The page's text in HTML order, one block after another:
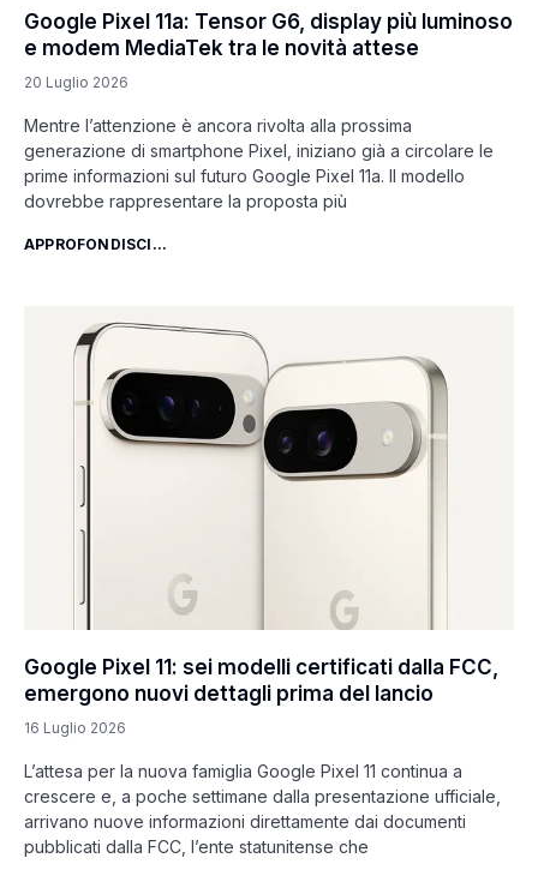
Google Pixel 11a: Tensor G6, display più luminoso
e modem MediaTek tra le novità attese
20 Luglio 2026
Mentre l’attenzione è ancora rivolta alla prossima
generazione di smartphone Pixel, iniziano già a circolare le
prime informazioni sul futuro Google Pixel 11a. Il modello
dovrebbe rappresentare la proposta più
APPROFONDISCI...
Google Pixel 11: sei modelli certificati dalla FCC,
emergono nuovi dettagli prima del lancio
16 Luglio 2026
L’attesa per la nuova famiglia Google Pixel 11 continua a
crescere e, a poche settimane dalla presentazione ufficiale,
arrivano nuove informazioni direttamente dai documenti
pubblicati dalla FCC, l’ente statunitense che